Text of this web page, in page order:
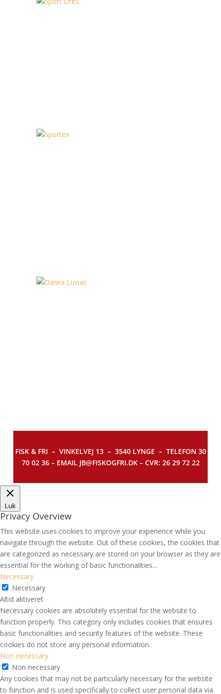
FISK & FRI – VINKELVEJ 13 – 3540 LYNGE – TELEFON 30
70 02 36 – EMAIL JB@FISKOGFRI.DK – CVR: 26 29 72 22
Luk
Privacy Overview
This website uses cookies to improve your experience while you
navigate through the website. Out of these cookies, the cookies that
are categorized as necessary are stored on your browser as they are
essential for the working of basic functionalities...
Necessary
Necessary
Altid aktiveret
Necessary cookies are absolutely essential for the website to
function properly. This category only includes cookies that ensures
basic functionalities and security features of the website. These
cookies do not store any personal information.
Non-necessary
Non-necessary
Any cookies that may not be particularly necessary for the website
to function and is used specifically to collect user personal data via